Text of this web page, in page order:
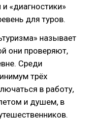
«диагностики»
для туров.
называет
они проверяют,
Среди
трёх
в работу,
и душем, в